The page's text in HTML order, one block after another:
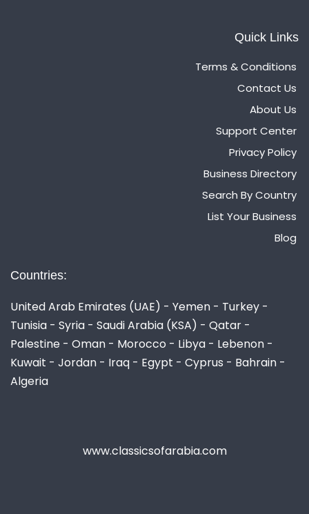
Quick Links
Terms & Conditions
Contact Us
About Us
Support Center
Privacy Policy
Business Directory
Search By Country
List Your Business
Blog
Countries:
United Arab Emirates (UAE) - Yemen - Turkey -
Tunisia - Syria - Saudi Arabia (KSA) - Qatar -
Palestine - Oman - Morocco - Libya - Lebenon -
Kuwait - Jordan - Iraq - Egypt - Cyprus - Bahrain -
Algeria
www.classicsofarabia.com